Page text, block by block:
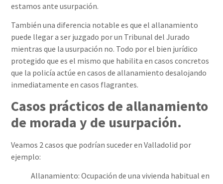
estamos ante usurpación.
También una diferencia notable es que el allanamiento
puede llegar a ser juzgado por un Tribunal del Jurado
mientras que la usurpación no. Todo por el bien jurídico
protegido que es el mismo que habilita en casos concretos
que la policía actúe en casos de allanamiento desalojando
inmediatamente en casos flagrantes.
Casos prácticos de allanamiento
de morada y de usurpación.
Veamos 2 casos que podrían suceder en Valladolid por
ejemplo:
Allanamiento: Ocupación de una vivienda habitual en